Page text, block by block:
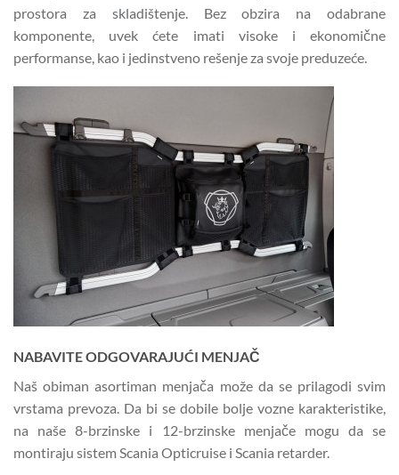
prostora za skladištenje. Bez obzira na odabrane
komponente, uvek ćete imati visoke i ekonomične
performanse, kao i jedinstveno rešenje za svoje preduzeće.
NABAVITE ODGOVARAJUĆI MENJAČ
Naš obiman asortiman menjača može da se prilagodi svim
vrstama prevoza. Da bi se dobile bolje vozne karakteristike,
na naše 8-brzinske i 12-brzinske menjače mogu da se
montiraju sistem Scania Opticruise i Scania retarder.